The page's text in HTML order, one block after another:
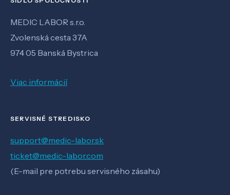
MEDIC LABOR s.r.o.
Zvolenská cesta 37A
974 05 Banská Bystrica
Viac informácií
SERVISNÉ STREDISKO
support@medic-labor.sk
ticket@medic-labor.com
(E-mail pre potrebu servisného zásahu)